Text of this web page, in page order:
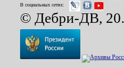
В социальных сетях:
© Дебри-ДВ,